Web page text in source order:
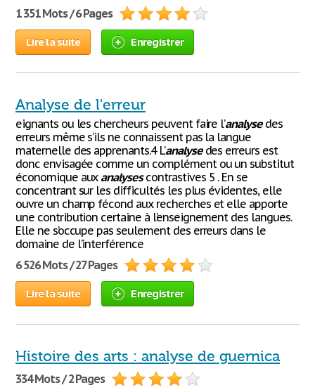
1 351 Mots / 6 Pages
Lire la suite Enregistrer
Analyse de l'erreur
eignants ou les chercheurs peuvent faire l’analysedes
erreurs même s’ils ne connaissent pas la langue
maternelle des apprenants.4 L’analysedes erreurs est
donc envisagée comme un complément ou un substitut
économique aux analysescontrastives 5 . En se
concentrant sur les difficultés les plus évidentes, elle
ouvre un champ fécond aux recherches et elle apporte
une contribution certaine à l’enseignement des langues.
Elle ne s’occupe pas seulement des erreurs dans le
domaine de l’interférence
6 526 Mots / 27 Pages
Lire la suite Enregistrer
Histoire des arts : analyse de guernica
334 Mots / 2 Pages